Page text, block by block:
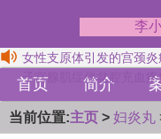
李
女性支原体引发的宫颈
子宫腺肌症伴盆腔充血
首页 简介
当前位置:主页 > 妇炎丸